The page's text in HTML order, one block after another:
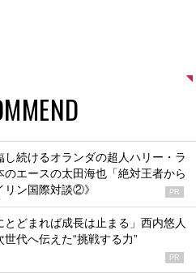
し続けるオランダの超人ハリー・ラ
のエースの太田海也「絶対王者から
リン国際対談②》
PR
とどまれば成長は止まる」西内悠人
代へ伝えた“挑戦する力”
PR